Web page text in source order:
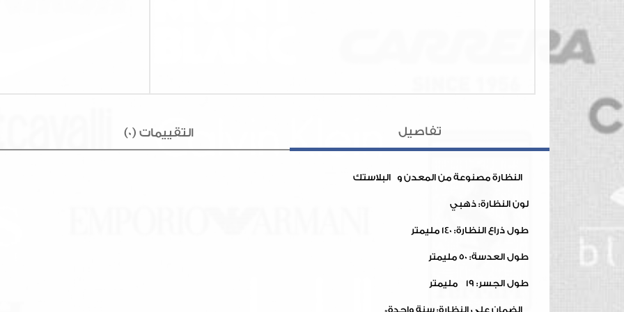
تفاصيل التقييمات (0)
النظارة مصنوعة من المعدن و البلاستك
لون النظارة: ذهبي
طول ذراع النظارة: 140 مليمتر
طول العدسة: 50 مليمتر
طول الجسر: 19 مليمتر
الضمان على النظارة: سنة واحدة*